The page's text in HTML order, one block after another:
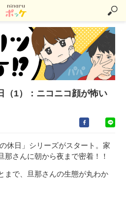
（1）：ニコニコ顔が怖い
休日」シリーズがスタート。家
那さんに朝から夜まで密着！！
まで、旦那さんの生態が丸わか